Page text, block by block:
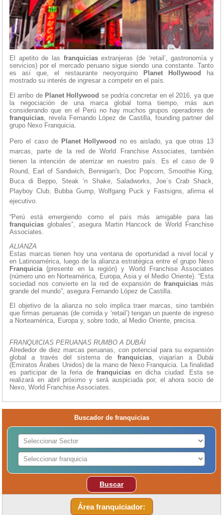
El apetito de las franquiciasextranjeras (de ‘retail’, gastronomía y
servicios) por el mercado peruano sigue siendo una constante. Tanto
es así que, el restaurante neoyorquino
Planet Hollywood
ha
mostrado su interés de ingresar a competir en el país.
El arribo de Planet Hollywood se podría concretar en el 2016, ya que
la negociación de una marca global toma tiempo, más aun
considerando que en el Perú no hay muchos grupos operadores de
franquicias , revela Fernando López de Castilla, founding partner del
grupo Nexo Franquicia.
Pero el caso dePlanet Hollywood
no es aislado, ya que otras 13
marcas , parte de la red de World Franchise Associates, también
tienen la intención de aterrizar en nuestro país. Es el caso de 9
Round, Earl of Sandwich, Bennigan's, Doc Popcorn, Smoothie King,
Buca di Beppo, Steak ‘n Shake, Saladworks, Joe´s Crab Shack,
Playboy Club, Bubba Gump, Wolfgang Puck y Fastsigns, afirma el
ejecutivo.
“Perú está emergiendo como el país más amigable para las
franquicias globales”, asegura Martin Hancock de World Franchise
Associates.
ALIANZA
Estas marcas tienen hoy una ventana de oportunidad a nivel local y
en Latinoamérica, luego de la alianza estratégica entre el grupo Nexo
Franquicia (presente en la región) y World Franchise Associates
(número uno en Norteamérica, Europa, Asia y el Medio Oriente). “Esta
sociedad nos convierte en la red de expansión de franquicias más
grande del mundo”, asegura Fernando López de Castilla.
El objetivo de la alianza no solo implica traer marcas, sino también
que firmas peruanas (de comida y ‘retail’) tengan un puente de ingreso
a Norteamérica, Europa y, sobre todo, al Medio Oriente, precisa.
FRANQUICIAS PERUANAS RUMBO A DUBÁI
Alrededor de diez marcas peruanas, con potencial para su expansión
global a través del sistema de franquicias, viajarían a Dubái
(Emiratos Árabes Unidos) de la mano de Nexo Franquicia. La finalidad
es participar de la feria defranquicias en dicha ciudad. Esta se
realizará en abril próximo y será auspiciada por, el ahora socio de
Nexo, World Franchise Associates.
Buscador de franquicias
Buscar
Área franquiciador: